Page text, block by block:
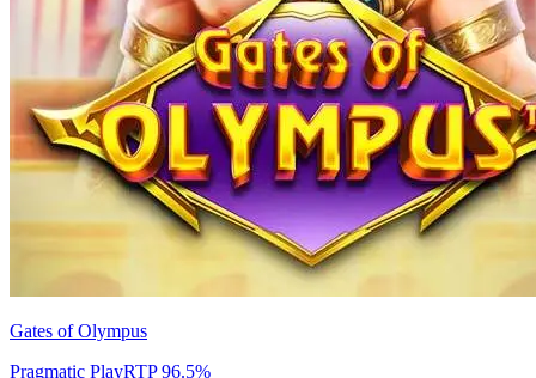
Gates of Olympus
Pragmatic PlayRTP96.5%